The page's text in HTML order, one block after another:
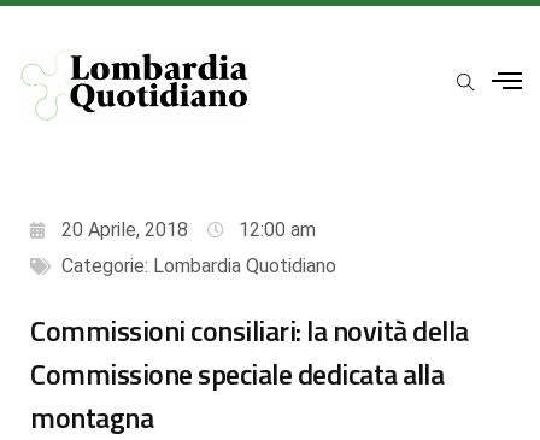
20 Aprile, 2018
12:00 am
Categorie: Lombardia Quotidiano
Commissioni consiliari: la novità della
Commissione speciale dedicata alla
montagna